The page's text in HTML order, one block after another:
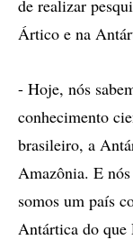
de realizar
Ártico e na
- Hoje, nós
conhecimento
brasileiro, a
Amazônia. E nós
somos um país
Antártica do que